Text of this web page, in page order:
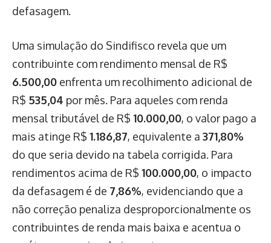
defasagem.
Uma simulação do Sindifisco revela que um
contribuinte com rendimento mensal de R$
6.500,00 enfrenta um recolhimento adicional de
R$ 535,04 por mês. Para aqueles com renda
mensal tributável de R$ 10.000,00, o valor pago a
mais atinge R$ 1.186,87, equivalente a 371,80%
do que seria devido na tabela corrigida. Para
rendimentos acima de R$ 100.000,00, o impacto
da defasagem é de 7,86%, evidenciando que a
não correção penaliza desproporcionalmente os
contribuintes de renda mais baixa e acentua o